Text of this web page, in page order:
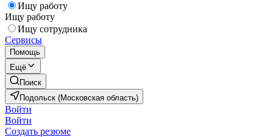
Ищу работу
Ищу работу
Ищу сотрудника
Сервисы
Помощь
Ещё
Поиск
Подольск (Московская область)
Войти
Войти
Создать резюме